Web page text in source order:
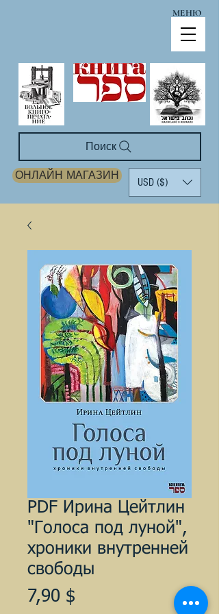
МЕНЮ
ОНЛАЙН МАГАЗИН
USD ($)
Поиск
PDF Ирина Цейтлин
"Голоса под луной",
хроники внутренней
свободы
7,90 $